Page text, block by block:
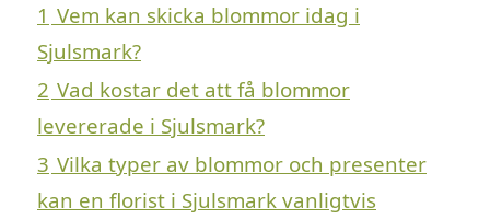
1 Vem kan skicka blommor idag i
Sjulsmark?
2 Vad kostar det att få blommor
levererade i Sjulsmark?
3 Vilka typer av blommor och presenter
kan en florist i Sjulsmark vanligtvis